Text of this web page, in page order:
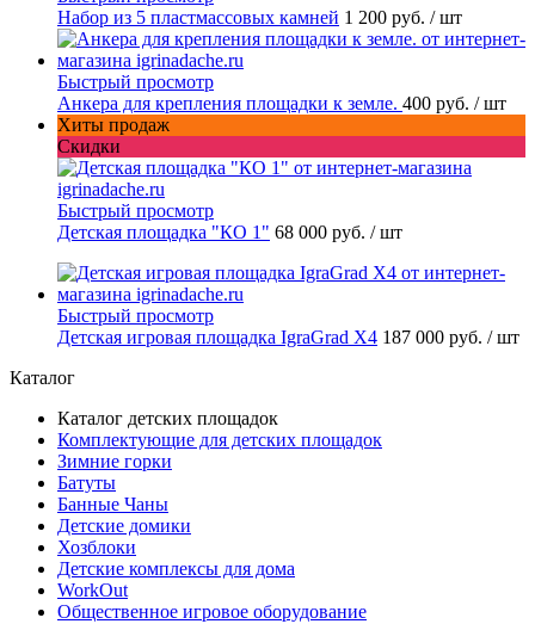
Набор из 5 пластмассовых камней 1 200 руб. / шт
Быстрый просмотр
Анкера для крепления площадки к земле. 400 руб. / шт
Хиты продаж
Скидки
Быстрый просмотр
Детская площадка "КО 1" 68 000 руб. / шт
Быстрый просмотр
Детская игровая площадка IgraGrad X4 187 000 руб. / шт
Каталог
Каталог детских площадок
Комплектующие для детских площадок
Зимние горки
Батуты
Банные Чаны
Детские домики
Хозблоки
Детские комплексы для дома
WorkOut
Общественное игровое оборудование